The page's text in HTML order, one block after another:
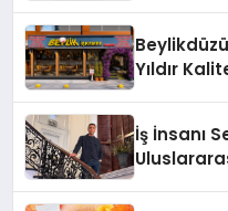
Yıldır
İş İnsanı